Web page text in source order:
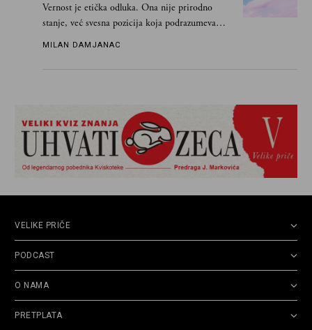
Vernost je etička odluka. Ona nije prirodno
stanje, već svesna pozicija koja podrazumeva
MILAN DAMJANAC
VELIKE PRIČE
PODCAST
O NAMA
PRETPLATA